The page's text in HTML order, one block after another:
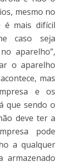
mesmo no
é mais difícil
caso seja
aparelho”,
o aparelho
mas
e os
que sendo o
deve ter a
pode
a qualquer